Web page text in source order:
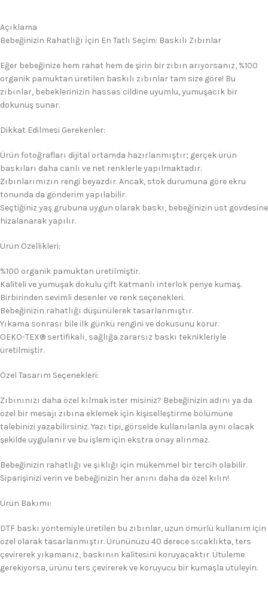
Açıklama
Bebeğinizin Rahatlığı İçin En Tatlı Seçim: Baskılı Zıbınlar
Eğer bebeğinize hem rahat hem de şirin bir zıbın arıyorsanız, %100
organik pamuktan üretilen baskılı zıbınlar tam size göre! Bu
zıbınlar, bebeklerinizin hassas cildine uyumlu, yumuşacık bir
dokunuş sunar.
Dikkat Edilmesi Gerekenler:
Ürün fotoğrafları dijital ortamda hazırlanmıştır; gerçek ürün
baskıları daha canlı ve net renklerle yapılmaktadır.
Zıbınlarımızın rengi beyazdır. Ancak, stok durumuna göre ekru
tonunda da gönderim yapılabilir.
Seçtiğiniz yaş grubuna uygun olarak baskı, bebeğinizin üst gövdesine
hizalanarak yapılır.
Ürün Özellikleri:
%100 organik pamuktan üretilmiştir.
Kaliteli ve yumuşak dokulu çift katmanlı interlok penye kumaş.
Birbirinden sevimli desenler ve renk seçenekleri.
Bebeğinizin rahatlığı düşünülerek tasarlanmıştır.
Yıkama sonrası bile ilk günkü rengini ve dokusunu korur.
OEKO-TEX® sertifikalı, sağlığa zararsız baskı teknikleriyle
üretilmiştir.
Özel Tasarım Seçenekleri:
Zıbınınızı daha özel kılmak ister misiniz? Bebeğinizin adını ya da
özel bir mesajı zıbına eklemek için kişiselleştirme bölümüne
talebinizi yazabilirsiniz. Yazı tipi, görselde kullanılanla aynı olacak
şekilde uygulanır ve bu işlem için ekstra onay alınmaz.
Bebeğinizin rahatlığı ve şıklığı için mükemmel bir tercih olabilir.
Siparişinizi verin ve bebeğinizin her anını daha da özel kılın!
Ürün Bakımı:
DTF baskı yöntemiyle üretilen bu zıbınlar, uzun ömürlü kullanım için
özel olarak tasarlanmıştır. Ürününüzü 40 derece sıcaklıkta, ters
çevirerek yıkamanız, baskının kalitesini koruyacaktır. Ütüleme
gerekiyorsa, ürünü ters çevirerek ve koruyucu bir kumaşla ütüleyin.